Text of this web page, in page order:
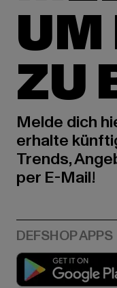
UM
ZU
Melde dich
erhalte
Trends,
per E-Mail!